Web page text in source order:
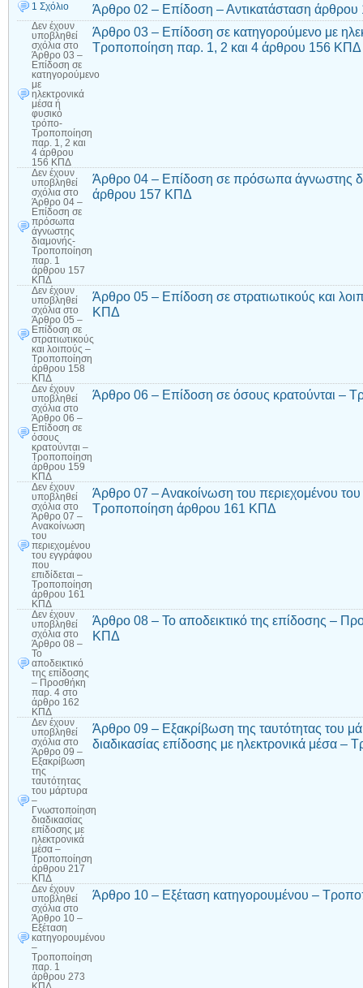
1 Σχόλιο Άρθρο 02 – Επίδοση – Αντικατάσταση
Δεν έχουν
υποβληθεί
σχόλια στο
Άρθρο 03 –
Επίδοση σε
κατηγορούμενο
με
ηλεκτρονικά
μέσα ή
φυσικό
τρόπο-
Τροποποίηση
παρ. 1, 2 και
4 άρθρου
156 ΚΠΔ
Άρθρο 03 – Επίδοση σε κατηγορούμενο με
Τροποποίηση παρ. 1, 2 και 4 άρθρου 156 ΚΠΔ
Δεν έχουν
υποβληθεί
σχόλια στο
Άρθρο 04 –
Επίδοση σε
πρόσωπα
άγνωστης
διαμονής-
Τροποποίηση
παρ. 1
άρθρου 157
ΚΠΔ
Άρθρο 04 – Επίδοση σε πρόσωπα άγνωστης
άρθρου 157 ΚΠΔ
Δεν έχουν
υποβληθεί
σχόλια στο
Άρθρο 05 –
Επίδοση σε
στρατιωτικούς
και λοιπούς –
Τροποποίηση
άρθρου 158
ΚΠΔ
Άρθρο 05 – Επίδοση σε στρατιωτικούς και
ΚΠΔ
Δεν έχουν
υποβληθεί
σχόλια στο
Άρθρο 06 –
Επίδοση σε
όσους
κρατούνται –
Τροποποίηση
άρθρου 159
ΚΠΔ
Άρθρο 06 – Επίδοση σε όσους κρατούνται –
Δεν έχουν
υποβληθεί
σχόλια στο
Άρθρο 07 –
Ανακοίνωση
του
περιεχομένου
του εγγράφου
που
επιδίδεται –
Τροποποίηση
άρθρου 161
ΚΠΔ
Άρθρο 07 – Ανακοίνωση του περιεχομένου του
Τροποποίηση άρθρου 161 ΚΠΔ
Δεν έχουν
υποβληθεί
σχόλια στο
Άρθρο 08 –
Το
αποδεικτικό
της επίδοσης
– Προσθήκη
παρ. 4 στο
άρθρο 162
ΚΠΔ
Άρθρο 08 – Το αποδεικτικό της επίδοσης –
ΚΠΔ
Δεν έχουν
υποβληθεί
σχόλια στο
Άρθρο 09 –
Εξακρίβωση
της
ταυτότητας
του μάρτυρα
–
Γνωστοποίηση
διαδικασίας
επίδοσης με
ηλεκτρονικά
μέσα –
Τροποποίηση
άρθρου 217
ΚΠΔ
Άρθρο 09 – Εξακρίβωση της ταυτότητας του
διαδικασίας επίδοσης με ηλεκτρονικά μέσα
Δεν έχουν
υποβληθεί
σχόλια στο
Άρθρο 10 –
Εξέταση
κατηγορουμένου
–
Τροποποίηση
παρ. 1
άρθρου 273
Άρθρο 10 – Εξέταση κατηγορουμένου –